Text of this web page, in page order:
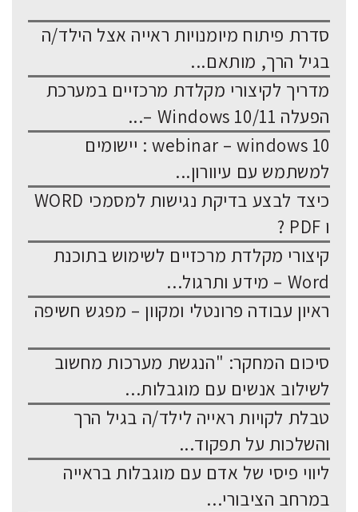
סדרת פיתוח מיומנויות ראייה אצל הילד/ה
בגיל הרך, מותאם...
מדריך לקיצורי מקלדת מרכזיים במערכת
הפעלה Windows 10/11 –...
webinar – windows 10 : יישומים
למשתמש עם עיוורון...
כיצד לבצע בדיקת נגישות למסמכי WORD
ו PDF ?
קיצורי מקלדת מרכזיים לשימוש בתוכנת
Word – מידע ותרגול...
ראיון עבודה פרונטלי ומקוון – מפגש חשיפה
סיכום המחקר: "הנגשת מערכות מחשוב
לשילוב אנשים עם מוגבלות...
טבלת לקויות ראייה לילד/ה בגיל הרך
והשלכות על תפקוד...
ליווי פיסי של אדם עם מוגבלות בראייה
במרחב הציבורי...